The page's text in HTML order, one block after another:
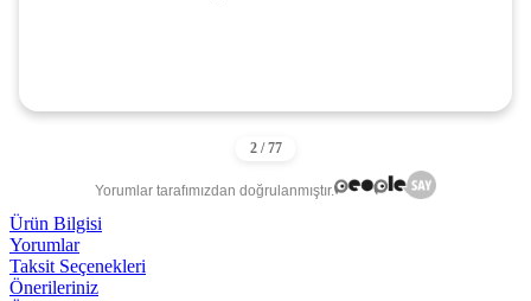
Yorumlar tarafımızdan doğrulanmıştır.
Ürün Bilgisi
Yorumlar
Taksit Seçenekleri
Önerileriniz